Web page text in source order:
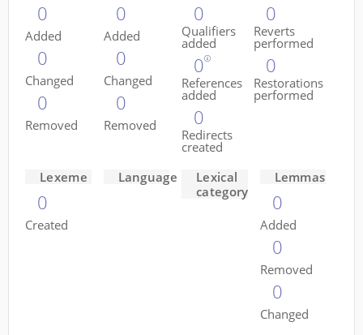
0
Added
0
Changed
0
Removed
0
Added
0
Changed
0
Removed
0
Qualifiers
added
0
References
added
0
Redirects
created
0
Reverts
performed
0
Restorations
performed
Lexeme
0
Created
Language
Lexical
category
Lemmas
0
Added
0
Removed
0
Changed